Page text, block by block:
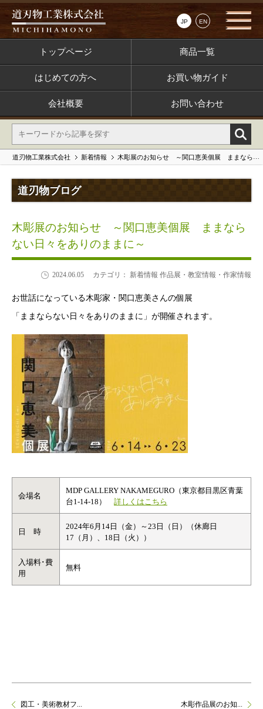
JP EN
トップページ 商品一覧
はじめての方へ お買い物ガイド
会社概要 お問い合わせ
道刃物工業株式会社 新着情報 木彫展のお知らせ ～関口恵美個展 ままならない日々をありのままに～
道刃物ブログ
木彫展のお知らせ ～関口恵美個展 ままなら
ない日々をありのままに～
2024.06.05 カテゴリ： 新着情報 作品展・教室情報・作家情報
お世話になっている木彫家・関口恵美さんの個展
「ままならない日々をありのままに」が開催されます。
会場名
MDP GALLERY NAKAMEGURO（東京都目黒区青葉
台1-14-18） 詳しくはこちら
日 時
2024年6月14日（金）～23日（日）（休廊日
17（月）、18日（火））
入場料･費
用
無料
図工・美術教材フ... 木彫作品展のお知...